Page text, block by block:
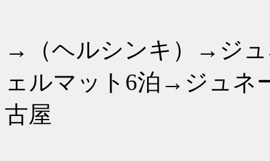
→（ヘルシンキ）→ジ
ェルマット6泊→ジュ
古屋